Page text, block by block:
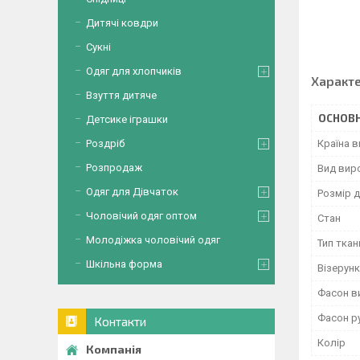
Країна
Вид
Розмір
Стан
Тип
Фасон
Фасон
Колір
Дитячі ковдри
Сукні
Одяг для хлопчиків
Взуття дитяче
Детсике іграшки
Роздріб
Розпродаж
Одяг для Дівчаток
Чоловічий одяг оптом
Молодіжка чоловічий одяг
Шкільна форма
Контакти